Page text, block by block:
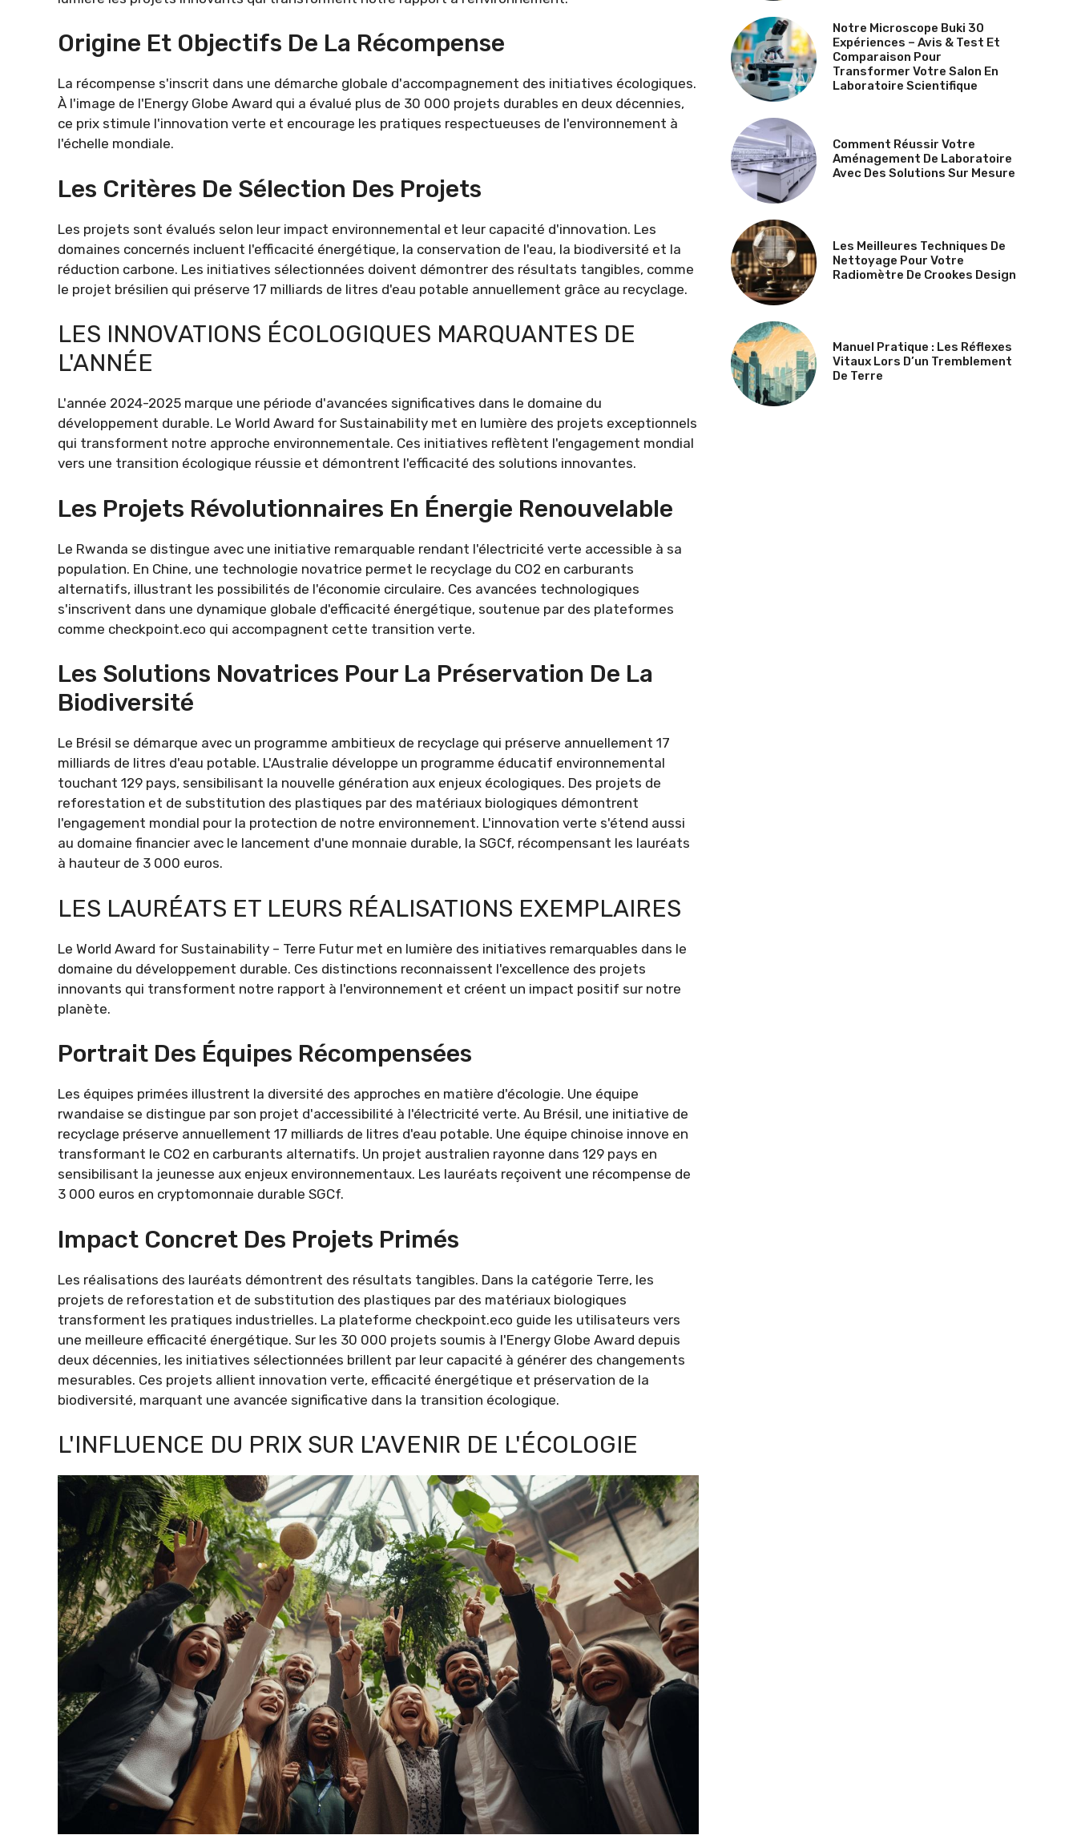
Origine Et Objectifs De La Récompense
La récompense s'inscrit dans une démarche globale d'accompagnement des initiatives écologiques.
À l'image de l'Energy Globe Award qui a évalué plus de 30 000 projets durables en deux décennies,
ce prix stimule l'innovation verte et encourage les pratiques respectueuses de l'environnement à
l'échelle mondiale.
Les Critères De Sélection Des Projets
Les projets sont évalués selon leur impact environnemental et leur capacité d'innovation. Les
domaines concernés incluent l'efficacité énergétique, la conservation de l'eau, la biodiversité et la
réduction carbone. Les initiatives sélectionnées doivent démontrer des résultats tangibles, comme
le projet brésilien qui préserve 17 milliards de litres d'eau potable annuellement grâce au recyclage.
LES INNOVATIONS ÉCOLOGIQUES MARQUANTES DE
L'ANNÉE
L'année 2024-2025 marque une période d'avancées significatives dans le domaine du
développement durable. Le World Award for Sustainability met en lumière des projets exceptionnels
qui transforment notre approche environnementale. Ces initiatives reflètent l'engagement mondial
vers une transition écologique réussie et démontrent l'efficacité des solutions innovantes.
Les Projets Révolutionnaires En Énergie Renouvelable
Le Rwanda se distingue avec une initiative remarquable rendant l'électricité verte accessible à sa
population. En Chine, une technologie novatrice permet le recyclage du CO2 en carburants
alternatifs, illustrant les possibilités de l'économie circulaire. Ces avancées technologiques
s'inscrivent dans une dynamique globale d'efficacité énergétique, soutenue par des plateformes
comme checkpoint.eco qui accompagnent cette transition verte.
Les Solutions Novatrices Pour La Préservation De La
Biodiversité
Le Brésil se démarque avec un programme ambitieux de recyclage qui préserve annuellement 17
milliards de litres d'eau potable. L'Australie développe un programme éducatif environnemental
touchant 129 pays, sensibilisant la nouvelle génération aux enjeux écologiques. Des projets de
reforestation et de substitution des plastiques par des matériaux biologiques démontrent
l'engagement mondial pour la protection de notre environnement. L'innovation verte s'étend aussi
au domaine financier avec le lancement d'une monnaie durable, la SGCf, récompensant les lauréats
à hauteur de 3 000 euros.
LES LAURÉATS ET LEURS RÉALISATIONS EXEMPLAIRES
Le World Award for Sustainability – Terre Futur met en lumière des initiatives remarquables dans le
domaine du développement durable. Ces distinctions reconnaissent l'excellence des projets
innovants qui transforment notre rapport à l'environnement et créent un impact positif sur notre
planète.
Portrait Des Équipes Récompensées
Les équipes primées illustrent la diversité des approches en matière d'écologie. Une équipe
rwandaise se distingue par son projet d'accessibilité à l'électricité verte. Au Brésil, une initiative de
recyclage préserve annuellement 17 milliards de litres d'eau potable. Une équipe chinoise innove en
transformant le CO2 en carburants alternatifs. Un projet australien rayonne dans 129 pays en
sensibilisant la jeunesse aux enjeux environnementaux. Les lauréats reçoivent une récompense de
3 000 euros en cryptomonnaie durable SGCf.
Impact Concret Des Projets Primés
Les réalisations des lauréats démontrent des résultats tangibles. Dans la catégorie Terre, les
projets de reforestation et de substitution des plastiques par des matériaux biologiques
transforment les pratiques industrielles. La plateforme checkpoint.eco guide les utilisateurs vers
une meilleure efficacité énergétique. Sur les 30 000 projets soumis à l'Energy Globe Award depuis
deux décennies, les initiatives sélectionnées brillent par leur capacité à générer des changements
mesurables. Ces projets allient innovation verte, efficacité énergétique et préservation de la
biodiversité, marquant une avancée significative dans la transition écologique.
L'INFLUENCE DU PRIX SUR L'AVENIR DE L'ÉCOLOGIE
Notre Microscope Buki 30
Expériences – Avis & Test Et
Comparaison Pour
Transformer Votre Salon En
Laboratoire Scientifique
Comment Réussir Votre
Aménagement De Laboratoire
Avec Des Solutions Sur Mesure
Les Meilleures Techniques De
Nettoyage Pour Votre
Radiomètre De Crookes Design
Manuel Pratique : Les Réflexes
Vitaux Lors D’un Tremblement
De Terre